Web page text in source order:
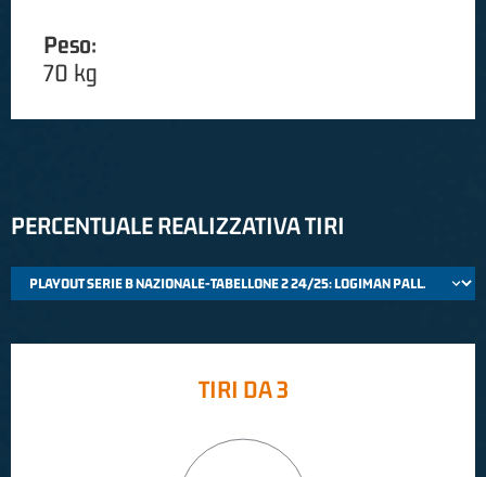
Peso:
70 kg
PERCENTUALE REALIZZATIVA TIRI
TIRI DA 3